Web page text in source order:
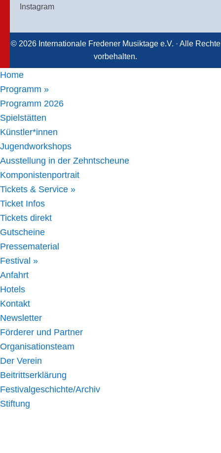
Instagram
© 2026 Internationale Fredener Musiktage e.V. · Alle Rechte
vorbehalten.
Home
Programm »
Programm 2026
Spielstätten
Künstler*innen
Jugendworkshops
Ausstellung in der Zehntscheune
Komponistenportrait
Tickets & Service »
Ticket Infos
Tickets direkt
Gutscheine
Pressematerial
Festival »
Anfahrt
Hotels
Kontakt
Newsletter
Förderer und Partner
Organisationsteam
Der Verein
Beitrittserklärung
Festivalgeschichte/Archiv
Stiftung